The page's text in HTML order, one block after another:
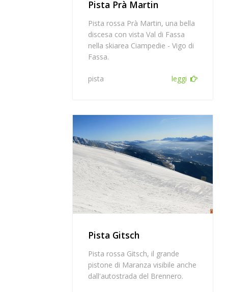
Pista Prà Martin
Pista rossa Prà Martin, una bella
discesa con vista Val di Fassa
nella skiarea Ciampedie - Vigo di
Fassa.
pista leggi
Pista Gitsch
Pista rossa Gitsch, il grande
pistone di Maranza visibile anche
dall'autostrada del Brennero.